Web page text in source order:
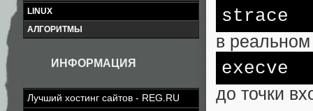
LINUX
АЛГОРИТМЫ
ИНФОРМАЦИЯ
Лучший хостинг сайтов - REG.RU
strace
в
execve
до точки